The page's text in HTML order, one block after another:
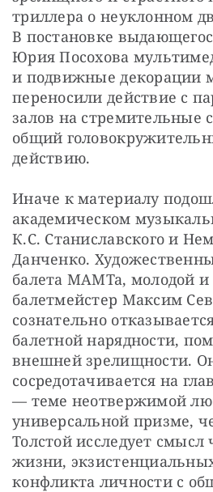
триллера о неуклонном
В постановке
Юрия Посохова
и подвижные декорации
переносили действие с
залов на стремительные
общий
действию.
Иначе к материалу
академическом
К.С. Станиславского и
Данченко.
балета МАМТа, молодой
балетмейстер Максим
сознательно
балетной нарядности,
внешней зрелищности.
сосредотачивается на
— теме неотвержимой
универсальной призме,
Толстой исследует смысл
жизни,
конфликта личности с